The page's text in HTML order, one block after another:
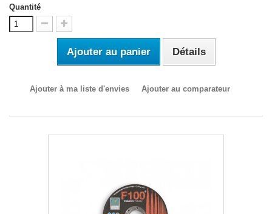
Quantité
Ajouter au panier Détails
Ajouter à ma liste d'envies Ajouter au comparateur